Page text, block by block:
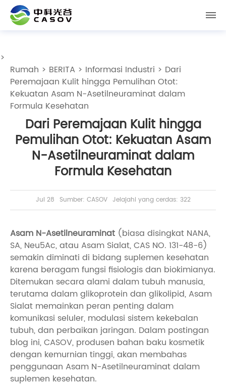
>
Rumah > BERITA > Informasi Industri > Dari
Peremajaan Kulit hingga Pemulihan Otot:
Kekuatan Asam N-Asetilneuraminat dalam
Formula Kesehatan
Dari Peremajaan Kulit hingga
Pemulihan Otot: Kekuatan Asam
N-Asetilneuraminat dalam
Formula Kesehatan
Jul 28 Sumber: CASOV Jelajahi yang cerdas: 322
Asam N-Asetilneuraminat (biasa disingkat NANA,
SA, Neu5Ac, atau Asam Sialat, CAS NO. 131-48-6)
semakin diminati di bidang suplemen kesehatan
karena beragam fungsi fisiologis dan biokimianya.
Ditemukan secara alami dalam tubuh manusia,
terutama dalam glikoprotein dan glikolipid, Asam
Sialat memainkan peran penting dalam
komunikasi seluler, modulasi sistem kekebalan
tubuh, dan perbaikan jaringan. Dalam postingan
blog ini, CASOV, produsen bahan baku kosmetik
dengan kemurnian tinggi, akan membahas
penggunaan Asam N-Asetilneuraminat dalam
suplemen kesehatan.